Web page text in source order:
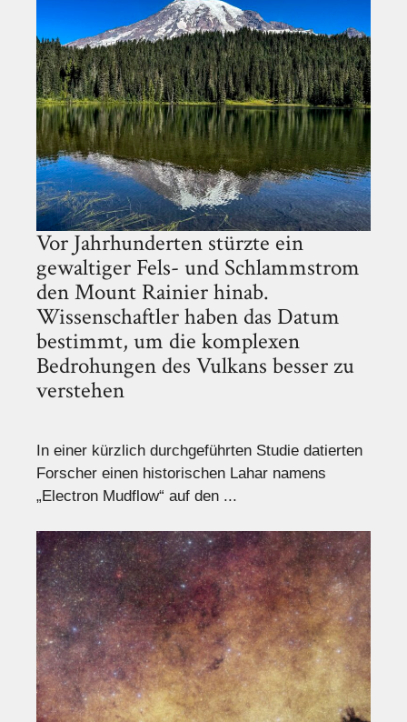
Vor Jahrhunderten stürzte ein
gewaltiger Fels- und Schlammstrom
den Mount Rainier hinab.
Wissenschaftler haben das Datum
bestimmt, um die komplexen
Bedrohungen des Vulkans besser zu
verstehen
In einer kürzlich durchgeführten Studie datierten
Forscher einen historischen Lahar namens
„Electron Mudflow“ auf den ...